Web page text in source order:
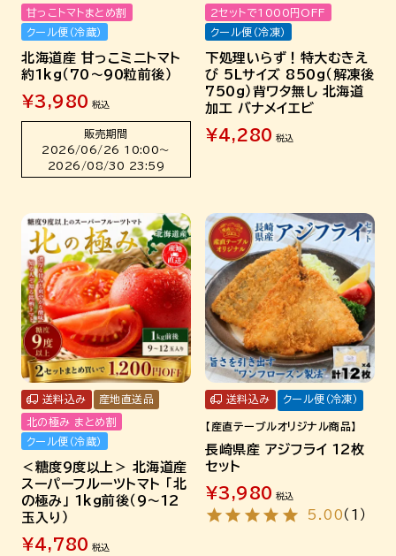
北海道産 甘っこミニトマト
約1kg（70～90粒前後）
甘っこトマトまとめ割
クール便（冷蔵）
¥3,980 税込
販売期間
2026/06/26 10:00〜
2026/08/30 23:59
下処理いらず！特大むきえ
び 5Lサイズ 850g（解凍後
750g）背ワタ無し 北海道
加工 バナメイエビ
2セットで1000円OFF
クール便（冷凍）
¥4,280 税込
＜糖度9度以上＞ 北海道産
スーパーフルーツトマト 「北
の極み」 1kg前後（9～12
玉入り）
送料込み 産地直送品
北の極み まとめ割
クール便（冷蔵）
¥4,780 税込
【産直テーブルオリジナル商品】
長崎県産 アジフライ 12枚
セット
送料込み クール便（冷凍）
¥3,980 税込
5.00 （ 1 ）